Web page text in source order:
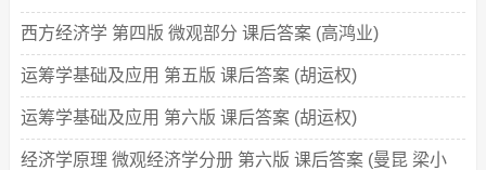
西方经济学 第四版 微观部分 课后答案 (高鸿业)
运筹学基础及应用 第五版 课后答案 (胡运权)
运筹学基础及应用 第六版 课后答案 (胡运权)
经济学原理 微观经济学分册 第六版 课后答案 (曼昆 梁小